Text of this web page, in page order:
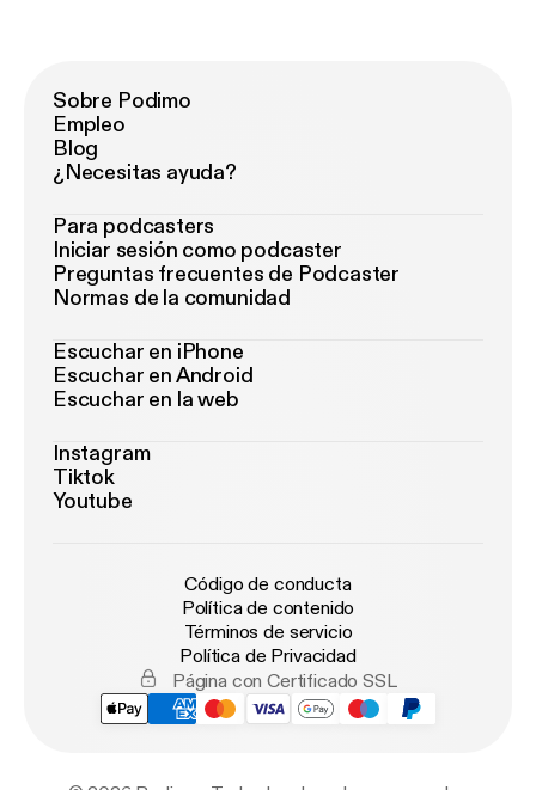
Sobre Podimo
Empleo
Blog
¿Necesitas ayuda?
Para podcasters
Iniciar sesión como podcaster
Preguntas frecuentes de Podcaster
Normas de la comunidad
Escuchar en iPhone
Escuchar en Android
Escuchar en la web
Instagram
Tiktok
Youtube
Código de conducta
Política de contenido
Términos de servicio
Política de Privacidad
Página con Certificado SSL